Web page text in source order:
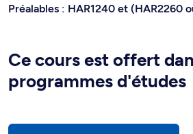
Préalables : HAR1240 et (HAR2260
Ce cours est offert
programmes d'études